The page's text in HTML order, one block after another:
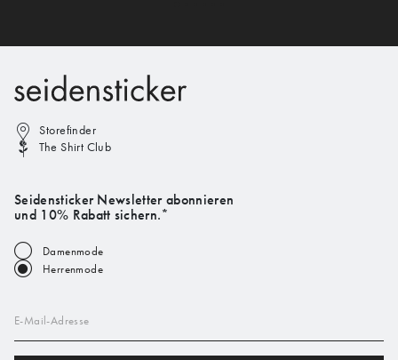
Storefinder
The Shirt Club
Seidensticker Newsletter abonnieren
und 10% Rabatt sichern.*
Damenmode
Herrenmode
E-Mail-Adresse